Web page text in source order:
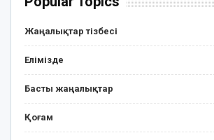
Жаңалықтар тізбесі
Елімізде
Басты жаңалықтар
Қоғам